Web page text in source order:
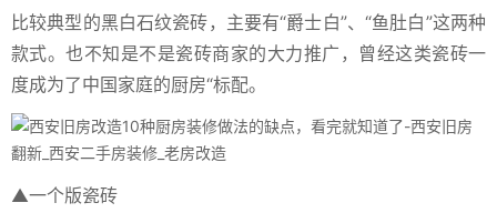
比较典型的黑白石纹瓷砖，主要有“爵士白”、“鱼肚白”这两种
款式。也不知是不是瓷砖商家的大力推广，曾经这类瓷砖一
度成为了中国家庭的厨房“标配。
▲一个版瓷砖